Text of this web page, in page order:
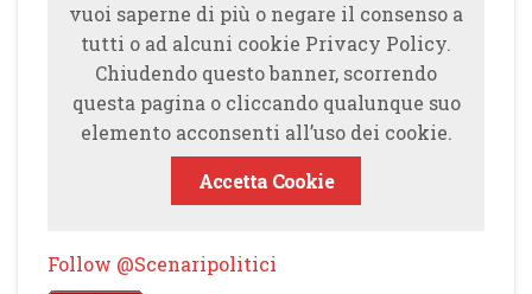
vuoi saperne di più o negare il consenso a
tutti o ad alcuni cookie Privacy Policy.
Chiudendo questo banner, scorrendo
questa pagina o cliccando qualunque suo
elemento acconsenti all’uso dei cookie.
Accetta Cookie
Follow @Scenaripolitici